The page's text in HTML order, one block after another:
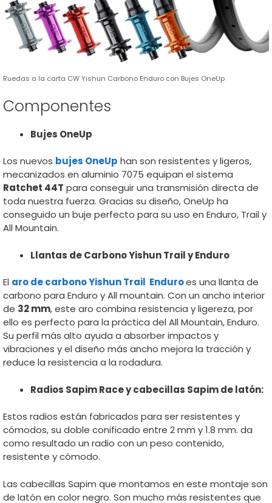
Ruedas a la carta CW Yishun Carbono Enduro con Bujes OneUp
Componentes
Bujes OneUp
Los nuevos bujes OneUp han son resistentes y ligeros,
mecanizados en aluminio 7075 equipan el sistema
Ratchet 44T para conseguir una transmisión directa de
toda nuestra fuerza. Gracias su diseño, OneUp ha
conseguido un buje perfecto para su uso en Enduro, Trail y
All Mountain.
Llantas de Carbono Yishun Trail y Enduro
El aro de carbono Yishun Trail Enduroes una llanta de
carbono para Enduro y All mountain. Con un ancho interior
de 32 mm, este aro combina resistencia y ligereza, por
ello es perfecto para la práctica del All Mountain, Enduro.
Su perfil más alto ayuda a absorber impactos y
vibraciones y el diseño más ancho mejora la tracción y
reduce la resistencia a la rodadura.
Radios Sapim Race y cabecillas Sapim de latón:
Estos radios están fabricados para ser resistentes y
cómodos, su doble conificado entre 2 mm y 1.8 mm. da
como resultado un radio con un peso contenido,
resistente y cómodo.
Las cabecillas Sapim que montamos en este montaje son
de latón en color negro. Son mucho más resistentes que